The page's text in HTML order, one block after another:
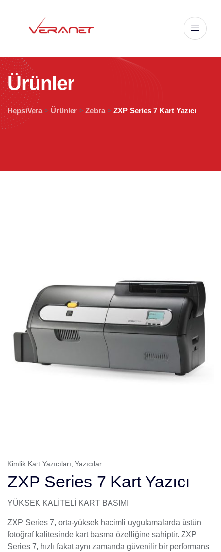
Ürünler
HepsiVera > Ürünler > Zebra > ZXP Series 7 Kart Yazıcı
Kimlik Kart Yazıcıları Yazıcılar
ZXP Series 7 Kart Yazıcı
YÜKSEK KALİTELİ KART BASIMI
ZXP Series 7, orta-yüksek hacimli uygulamalarda üstün
fotoğraf kalitesinde kart basma özelliğine sahiptir. ZXP
Series 7, hızlı fakat aynı zamanda güvenilir bir performans